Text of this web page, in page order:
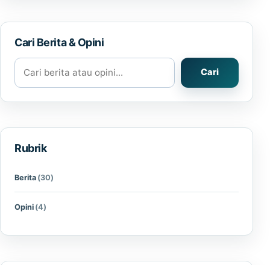
Cari Berita & Opini
Cari berita atau opini
Cari
Rubrik
Berita (30)
Opini (4)